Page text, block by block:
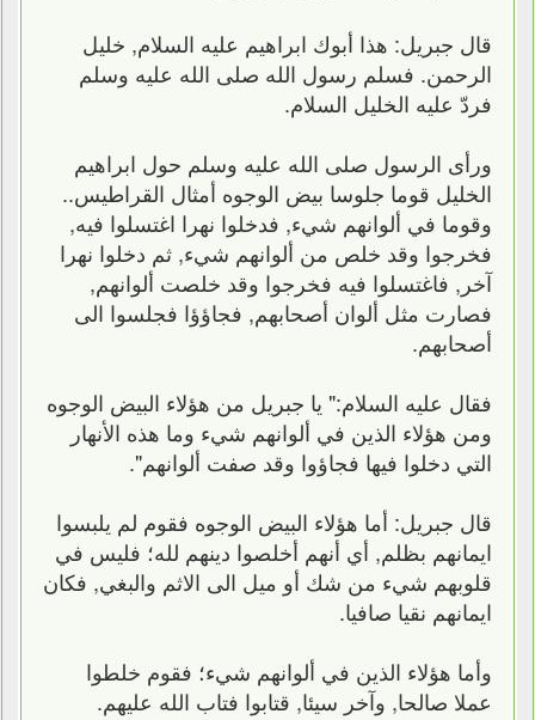
قال جبريل: هذا أبوك ابراهيم عليه السلام, خليل
الرحمن. فسلم رسول الله صلى الله عليه وسلم
فردّ عليه الخليل السلام.
ورأى الرسول صلى الله عليه وسلم حول ابراهيم
الخليل قوما جلوسا بيض الوجوه أمثال القراطيس..
وقوما في ألوانهم شيء, فدخلوا نهرا اغتسلوا فيه,
فخرجوا وقد خلص من ألوانهم شيء, ثم دخلوا نهرا
آخر, فاغتسلوا فيه فخرجوا وقد خلصت ألوانهم,
فصارت مثل ألوان أصحابهم, فجاؤؤا فجلسوا الى
أصحابهم.
فقال عليه السلام:" يا جبريل من هؤلاء البيض الوجوه
ومن هؤلاء الذين في ألوانهم شيء وما هذه الأنهار
التي دخلوا فيها فجاؤوا وقد صفت ألوانهم".
قال جبريل: أما هؤلاء البيض الوجوه فقوم لم يلبسوا
ايمانهم بظلم, أي أنهم أخلصوا دينهم لله؛ فليس في
قلوبهم شيء من شك أو ميل الى الاثم والبغي, فكان
ايمانهم نقيا صافيا.
وأما هؤلاء الذين في ألوانهم شيء؛ فقوم خلطوا
عملا صالحا, وآخر سيئا, قتابوا فتاب الله عليهم.